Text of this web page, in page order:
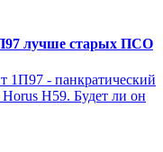
лучше старых ПСО
1П97 - панкратический
H59. Будет ли он